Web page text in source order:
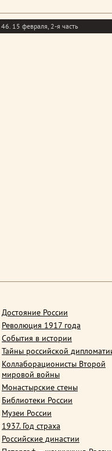
15 февраля, 2-я часть
Достояние России
Революция 1917 года
События в истории
Тайны российской
Коллаборационисты Второй
мировой войны
Монастырские стены
Библиотеки России
Музеи России
1937. Год страха
Российские династии